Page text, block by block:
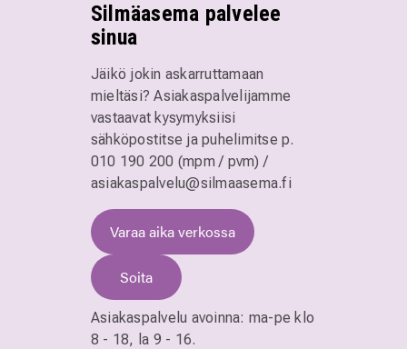
Silmäasema palvelee
sinua
Jäikö jokin askarruttamaan
mieltäsi? Asiakaspalvelijamme
vastaavat kysymyksiisi
sähköpostitse ja puhelimitsep.
010 190 200 (mpm / pvm)/
asiakaspalvelu@silmaasema.fi
Varaa aika verkossa
Soita
Asiakaspalvelu avoinna: ma-pe klo
8 - 18, la 9 - 16.